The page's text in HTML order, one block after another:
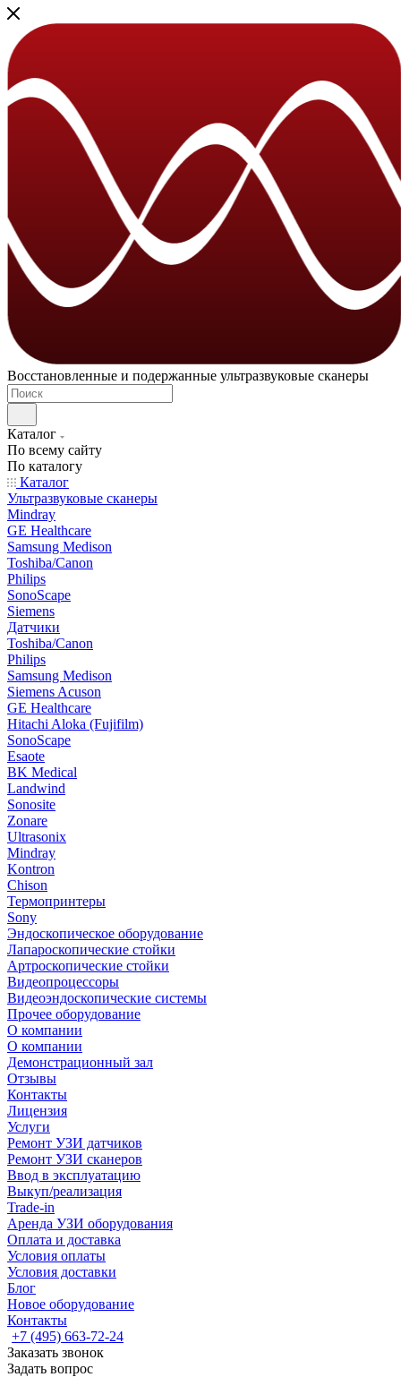
Восстановленные и подержанные ультразвуковые сканеры
Каталог
По всему сайту
По каталогу
Каталог
Ультразвуковые сканеры
Mindray
GE Healthcare
Samsung Medison
Toshiba/Canon
Philips
SonoScape
Siemens
Датчики
Toshiba/Canon
Philips
Samsung Medison
Siemens Acuson
GE Healthcare
Hitachi Aloka (Fujifilm)
SonoScape
Esaote
BK Medical
Landwind
Sonosite
Zonare
Ultrasonix
Mindray
Kontron
Chison
Термопринтеры
Sony
Эндоскопическое оборудование
Лапароскопические стойки
Артроскопические стойки
Видеопроцессоры
Видеоэндоскопические системы
Прочее оборудование
О компании
О компании
Демонстрационный зал
Отзывы
Контакты
Лицензия
Услуги
Ремонт УЗИ датчиков
Ремонт УЗИ сканеров
Ввод в эксплуатацию
Выкуп/реализация
Trade-in
Аренда УЗИ оборудования
Оплата и доставка
Условия оплаты
Условия доставки
Блог
Новое оборудование
Контакты
+7 (495) 663-72-24
Заказать звонок
Задать вопрос